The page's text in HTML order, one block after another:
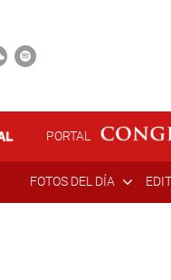
PORTAL
FOTOS DEL DÍA